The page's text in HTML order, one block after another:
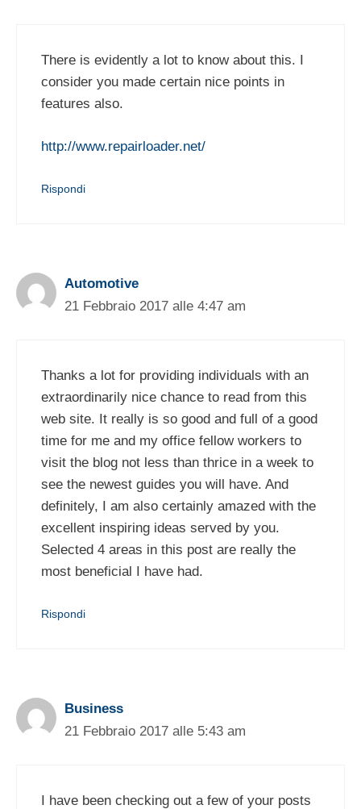
There is evidently a lot to know about this. I
consider you made certain nice points in
features also.
http://www.repairloader.net/
Rispondi
Automotive
21 Febbraio 2017 alle 4:47 am
Thanks a lot for providing individuals with an
extraordinarily nice chance to read from this
web site. It really is so good and full of a good
time for me and my office fellow workers to
visit the blog not less than thrice in a week to
see the newest guides you will have. And
definitely, I am also certainly amazed with the
excellent inspiring ideas served by you.
Selected 4 areas in this post are really the
most beneficial I have had.
Rispondi
Business
21 Febbraio 2017 alle 5:43 am
I have been checking out a few of your posts